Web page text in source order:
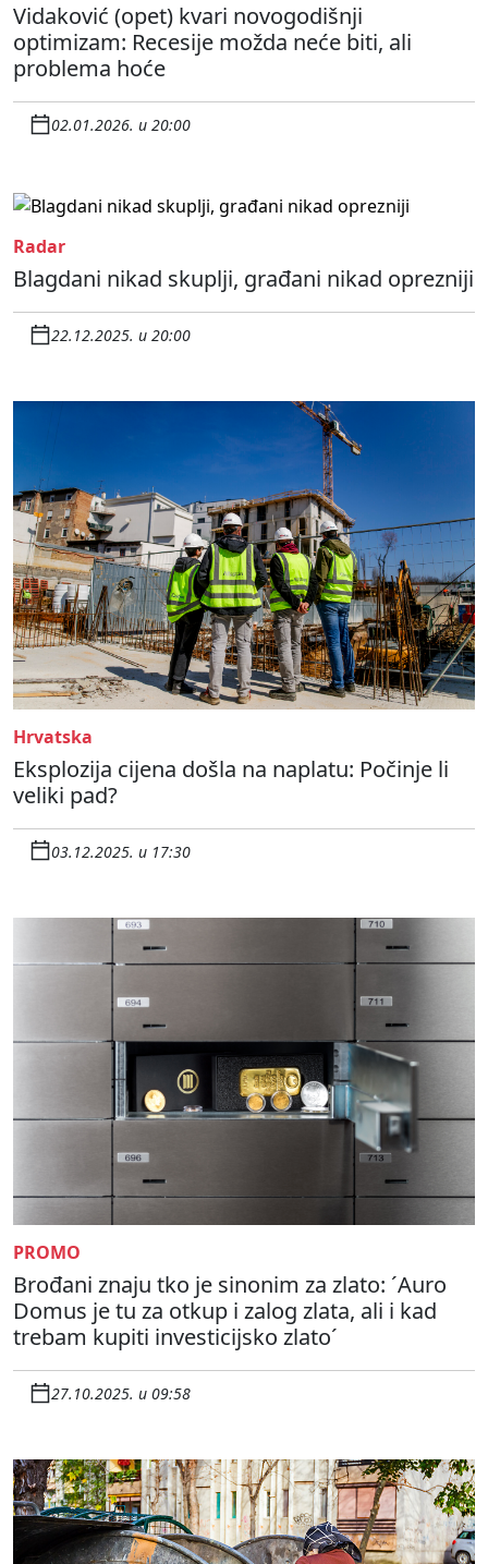
Vidaković (opet) kvari novogodišnji
optimizam: Recesije možda neće biti, ali
problema hoće
02.01.2026. u 20:00
Radar
Blagdani nikad skuplji, građani nikad oprezniji
22.12.2025. u 20:00
Hrvatska
Eksplozija cijena došla na naplatu: Počinje li
veliki pad?
03.12.2025. u 17:30
PROMO
Brođani znaju tko je sinonim za zlato: ´Auro
Domus je tu za otkup i zalog zlata, ali i kad
trebam kupiti investicijsko zlato´
27.10.2025. u 09:58